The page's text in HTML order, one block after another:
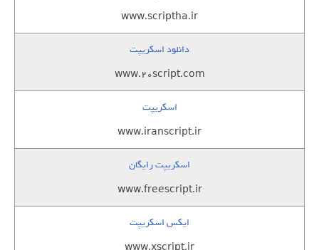
www.scriptha.ir
دانلود اسکریپت
www.20script.com
اسکریپت
www.iranscript.ir
اسکریپت رایگان
www.freescript.ir
ایکس اسکریپت